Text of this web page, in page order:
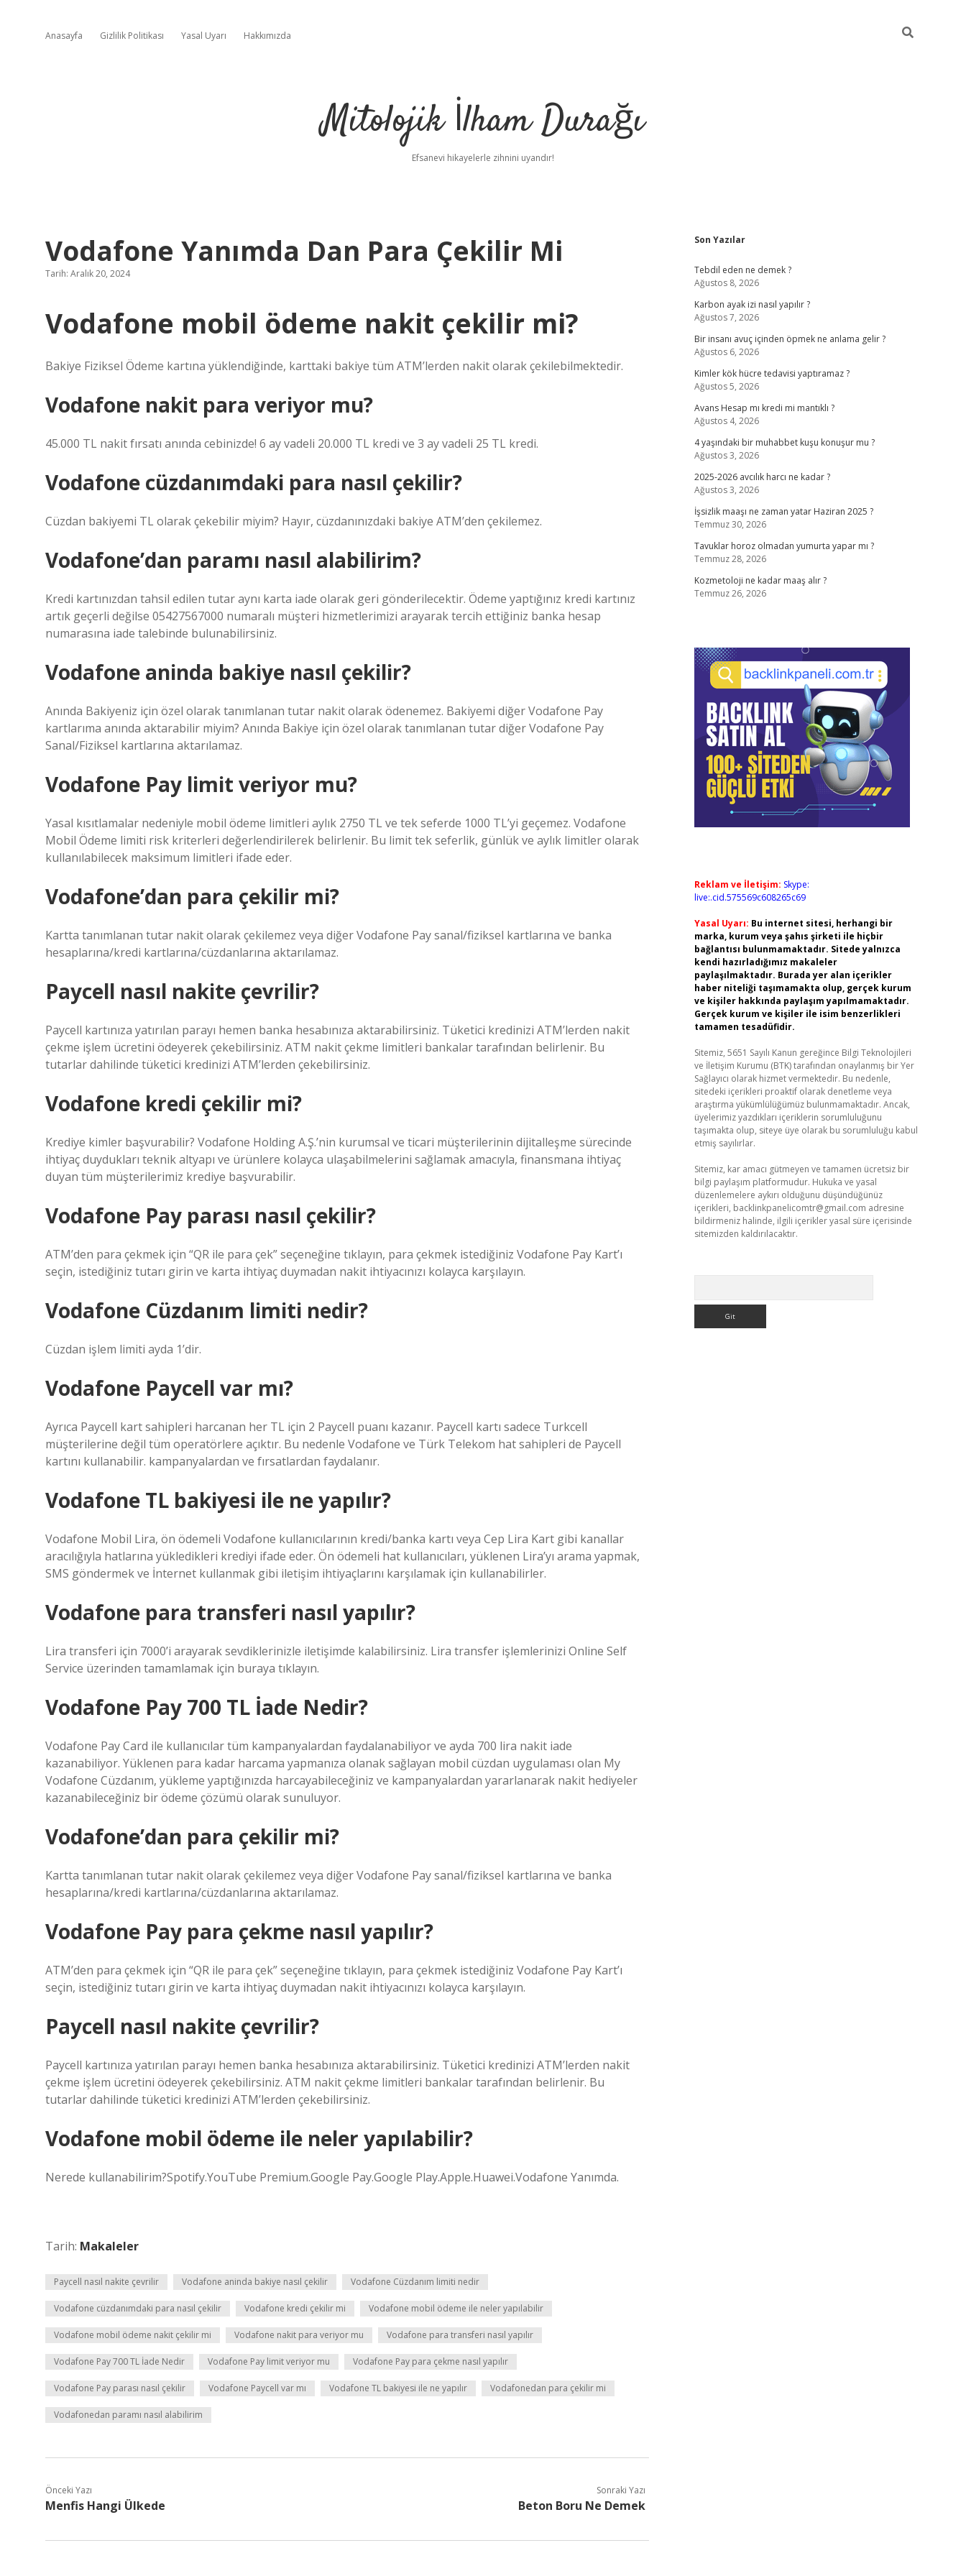
Anasayfa Gizlilik Politikası Yasal Uyarı Hakkımızda
Mitolojik İlham Durağı
Efsanevi hikayelerle zihnini uyandır!
Vodafone Yanımda Dan Para Çekilir Mi
Tarih: Aralık 20, 2024
Vodafone mobil ödeme nakit çekilir mi?
Bakiye Fiziksel Ödeme kartına yüklendiğinde, karttaki bakiye tüm ATM’lerden nakit olarak çekilebilmektedir.
Vodafone nakit para veriyor mu?
45.000 TL nakit fırsatı anında cebinizde! 6 ay vadeli 20.000 TL kredi ve 3 ay vadeli 25 TL kredi.
Vodafone cüzdanımdaki para nasıl çekilir?
Cüzdan bakiyemi TL olarak çekebilir miyim? Hayır, cüzdanınızdaki bakiye ATM’den çekilemez.
Vodafone’dan paramı nasıl alabilirim?
Kredi kartınızdan tahsil edilen tutar aynı karta iade olarak geri gönderilecektir. Ödeme yaptığınız kredi kartınız
artık geçerli değilse 05427567000 numaralı müşteri hizmetlerimizi arayarak tercih ettiğiniz banka hesap
numarasına iade talebinde bulunabilirsiniz.
Vodafone aninda bakiye nasıl çekilir?
Anında Bakiyeniz için özel olarak tanımlanan tutar nakit olarak ödenemez. Bakiyemi diğer Vodafone Pay
kartlarıma anında aktarabilir miyim? Anında Bakiye için özel olarak tanımlanan tutar diğer Vodafone Pay
Sanal/Fiziksel kartlarına aktarılamaz.
Vodafone Pay limit veriyor mu?
Yasal kısıtlamalar nedeniyle mobil ödeme limitleri aylık 2750 TL ve tek seferde 1000 TL’yi geçemez. Vodafone
Mobil Ödeme limiti risk kriterleri değerlendirilerek belirlenir. Bu limit tek seferlik, günlük ve aylık limitler olarak
kullanılabilecek maksimum limitleri ifade eder.
Vodafone’dan para çekilir mi?
Kartta tanımlanan tutar nakit olarak çekilemez veya diğer Vodafone Pay sanal/fiziksel kartlarına ve banka
hesaplarına/kredi kartlarına/cüzdanlarına aktarılamaz.
Paycell nasıl nakite çevrilir?
Paycell kartınıza yatırılan parayı hemen banka hesabınıza aktarabilirsiniz. Tüketici kredinizi ATM’lerden nakit
çekme işlem ücretini ödeyerek çekebilirsiniz. ATM nakit çekme limitleri bankalar tarafından belirlenir. Bu
tutarlar dahilinde tüketici kredinizi ATM’lerden çekebilirsiniz.
Vodafone kredi çekilir mi?
Krediye kimler başvurabilir? Vodafone Holding A.Ş.’nin kurumsal ve ticari müşterilerinin dijitalleşme sürecinde
ihtiyaç duydukları teknik altyapı ve ürünlere kolayca ulaşabilmelerini sağlamak amacıyla, finansmana ihtiyaç
duyan tüm müşterilerimiz krediye başvurabilir.
Vodafone Pay parası nasıl çekilir?
ATM’den para çekmek için “QR ile para çek” seçeneğine tıklayın, para çekmek istediğiniz Vodafone Pay Kart’ı
seçin, istediğiniz tutarı girin ve karta ihtiyaç duymadan nakit ihtiyacınızı kolayca karşılayın.
Vodafone Cüzdanım limiti nedir?
Cüzdan işlem limiti ayda 1’dir.
Vodafone Paycell var mı?
Ayrıca Paycell kart sahipleri harcanan her TL için 2 Paycell puanı kazanır. Paycell kartı sadece Turkcell
müşterilerine değil tüm operatörlere açıktır. Bu nedenle Vodafone ve Türk Telekom hat sahipleri de Paycell
kartını kullanabilir. kampanyalardan ve fırsatlardan faydalanır.
Vodafone TL bakiyesi ile ne yapılır?
Vodafone Mobil Lira, ön ödemeli Vodafone kullanıcılarının kredi/banka kartı veya Cep Lira Kart gibi kanallar
aracılığıyla hatlarına yükledikleri krediyi ifade eder. Ön ödemeli hat kullanıcıları, yüklenen Lira’yı arama yapmak,
SMS göndermek ve İnternet kullanmak gibi iletişim ihtiyaçlarını karşılamak için kullanabilirler.
Vodafone para transferi nasıl yapılır?
Lira transferi için 7000’i arayarak sevdiklerinizle iletişimde kalabilirsiniz. Lira transfer işlemlerinizi Online Self
Service üzerinden tamamlamak için buraya tıklayın.
Vodafone Pay 700 TL İade Nedir?
Vodafone Pay Card ile kullanıcılar tüm kampanyalardan faydalanabiliyor ve ayda 700 lira nakit iade
kazanabiliyor. Yüklenen para kadar harcama yapmanıza olanak sağlayan mobil cüzdan uygulaması olan My
Vodafone Cüzdanım, yükleme yaptığınızda harcayabileceğiniz ve kampanyalardan yararlanarak nakit hediyeler
kazanabileceğiniz bir ödeme çözümü olarak sunuluyor.
Vodafone’dan para çekilir mi?
Kartta tanımlanan tutar nakit olarak çekilemez veya diğer Vodafone Pay sanal/fiziksel kartlarına ve banka
hesaplarına/kredi kartlarına/cüzdanlarına aktarılamaz.
Vodafone Pay para çekme nasıl yapılır?
ATM’den para çekmek için “QR ile para çek” seçeneğine tıklayın, para çekmek istediğiniz Vodafone Pay Kart’ı
seçin, istediğiniz tutarı girin ve karta ihtiyaç duymadan nakit ihtiyacınızı kolayca karşılayın.
Paycell nasıl nakite çevrilir?
Paycell kartınıza yatırılan parayı hemen banka hesabınıza aktarabilirsiniz. Tüketici kredinizi ATM’lerden nakit
çekme işlem ücretini ödeyerek çekebilirsiniz. ATM nakit çekme limitleri bankalar tarafından belirlenir. Bu
tutarlar dahilinde tüketici kredinizi ATM’lerden çekebilirsiniz.
Vodafone mobil ödeme ile neler yapılabilir?
Nerede kullanabilirim?Spotify.YouTube Premium.Google Pay.Google Play.Apple.Huawei.Vodafone Yanımda.
Tarih: Makaleler
Paycell nasıl nakite çevrilir Vodafone aninda bakiye nasıl çekilir Vodafone Cüzdanım limiti nedir
Vodafone cüzdanımdaki para nasıl çekilir Vodafone kredi çekilir mi Vodafone mobil ödeme ile neler yapılabilir
Vodafone mobil ödeme nakit çekilir mi Vodafone nakit para veriyor mu Vodafone para transferi nasıl yapılır
Vodafone Pay 700 TL İade Nedir Vodafone Pay limit veriyor mu Vodafone Pay para çekme nasıl yapılır
Vodafone Pay parası nasıl çekilir Vodafone Paycell var mı Vodafone TL bakiyesi ile ne yapılır Vodafonedan para çekilir mi
Vodafonedan paramı nasıl alabilirim
Önceki Yazı
Menfis Hangi Ülkede
Sonraki Yazı
Beton Boru Ne Demek
Sidebar
Son Yazılar
Tebdil eden ne demek ?
Ağustos 8, 2026
Karbon ayak izi nasıl yapılır ?
Ağustos 7, 2026
Bir insanı avuç içinden öpmek ne anlama gelir ?
Ağustos 6, 2026
Kimler kök hücre tedavisi yaptıramaz ?
Ağustos 5, 2026
Avans Hesap mı kredi mi mantıklı ?
Ağustos 4, 2026
4 yaşındaki bir muhabbet kuşu konuşur mu ?
Ağustos 3, 2026
2025-2026 avcılık harcı ne kadar ?
Ağustos 3, 2026
İşsizlik maaşı ne zaman yatar Haziran 2025 ?
Temmuz 30, 2026
Tavuklar horoz olmadan yumurta yapar mı ?
Temmuz 28, 2026
Kozmetoloji ne kadar maaş alır ?
Temmuz 26, 2026
Reklam ve İletişim: Skype:
live:.cid.575569c608265c69
Yasal Uyarı: Bu internet sitesi, herhangi bir
marka, kurum veya şahıs şirketi ile hiçbir
bağlantısı bulunmamaktadır. Sitede yalnızca
kendi hazırladığımız makaleler
paylaşılmaktadır. Burada yer alan içerikler
haber niteliği taşımamakta olup, gerçek kurum
ve kişiler hakkında paylaşım yapılmamaktadır.
Gerçek kurum ve kişiler ile isim benzerlikleri
tamamen tesadüfidir.
Sitemiz, 5651 Sayılı Kanun gereğince Bilgi Teknolojileri
ve İletişim Kurumu (BTK) tarafından onaylanmış bir Yer
Sağlayıcı olarak hizmet vermektedir. Bu nedenle,
sitedeki içerikleri proaktif olarak denetleme veya
araştırma yükümlülüğümüz bulunmamaktadır. Ancak,
üyelerimiz yazdıkları içeriklerin sorumluluğunu
taşımakta olup, siteye üye olarak bu sorumluluğu kabul
etmiş sayılırlar.
Sitemiz, kar amacı gütmeyen ve tamamen ücretsiz bir
bilgi paylaşım platformudur. Hukuka ve yasal
düzenlemelere aykırı olduğunu düşündüğünüz
içerikleri, backlinkpanelicomtr@gmail.com adresine
bildirmeniz halinde, ilgili içerikler yasal süre içerisinde
sitemizden kaldırılacaktır.